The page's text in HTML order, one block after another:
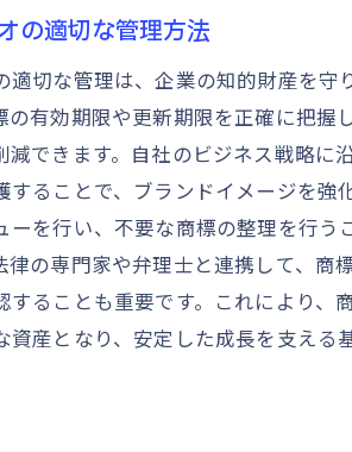
の最新動向
の効率化
を削減
の節約術
践ガイド
し
法
の適切な管理方法
適切な管理は、企業の知的財産を守
の有効期限や更新期限を正確に把握
減できます。自社のビジネス戦略に
することで、ブランドイメージを強
ーを行い、不要な商標の整理を行う
律の専門家や弁理士と連携して、商
することも重要です。これにより、
産となり、安定した成長を支える